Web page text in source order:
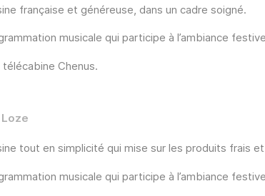
française et généreuse, dans un cadre soigné.
musicale qui participe à l’ambiance
télécabine Chenus.
tout en simplicité qui mise sur les produits frais
musicale qui participe à l’ambiance